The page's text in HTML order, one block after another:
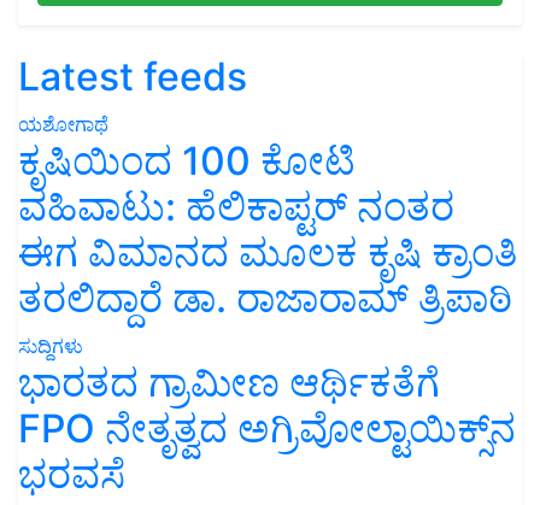
Latest feeds
ಯಶೋಗಾಥೆ
ಕೃಷಿಯಿಂದ 100 ಕೋಟಿ
ವಹಿವಾಟು: ಹೆಲಿಕಾಪ್ಟರ್ ನಂತರ
ಈಗ ವಿಮಾನದ ಮೂಲಕ ಕೃಷಿ ಕ್ರಾಂತಿ
ತರಲಿದ್ದಾರೆ ಡಾ. ರಾಜಾರಾಮ್ ತ್ರಿಪಾಠಿ
ಸುದ್ದಿಗಳು
ಭಾರತದ ಗ್ರಾಮೀಣ ಆರ್ಥಿಕತೆಗೆ
FPO ನೇತೃತ್ವದ ಅಗ್ರಿವೋಲ್ಟಾಯಿಕ್ಸ್‌ನ
ಭರವಸೆ